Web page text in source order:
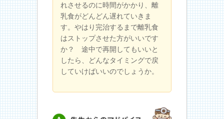
れさせるのに時間がかかり、離
乳食がどんどん遅れていきま
す。やはり完治するまで離乳食
はストップさせた方がいいです
か？ 途中で再開してもいいと
したら、どんなタイミングで戻
していけばいいのでしょうか。